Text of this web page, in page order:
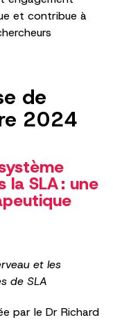
et contribue à
de
2024
SLA : une
et les
de SLA
par le Dr Richard